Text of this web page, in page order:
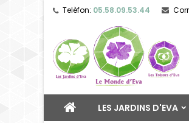
Telèfon: 05.58.09.53.44
LES JARDINS D'EVA